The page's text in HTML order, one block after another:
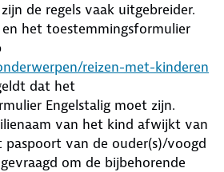
de regels vaak uitgebreider.
het toestemmingsformulier
reizen-met-kinderen
dat het
Engelstalig moet zijn.
van het kind afwijkt van
paspoort van de ouder(s)/voogd
om de bijbehorende